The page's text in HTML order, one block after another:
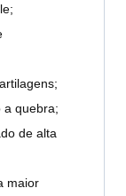
a quebra;
de alta
maior